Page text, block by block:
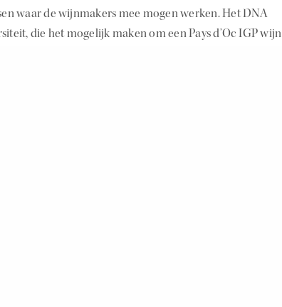
waar de wijnmakers mee mogen werken. Het DNA
die het mogelijk maken om een Pays d’Oc IGP wijn